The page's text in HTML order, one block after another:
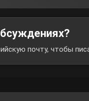
почту, чтобы